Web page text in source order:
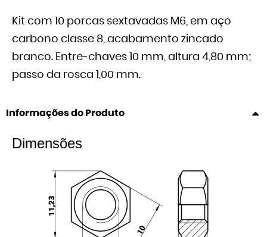
Kit com 10 porcas sextavadas M6, em aço
carbono classe 8, acabamento zincado
branco. Entre-chaves 10 mm, altura 4,80 mm;
passo da rosca 1,00 mm.
Informações do Produto
Dimensões